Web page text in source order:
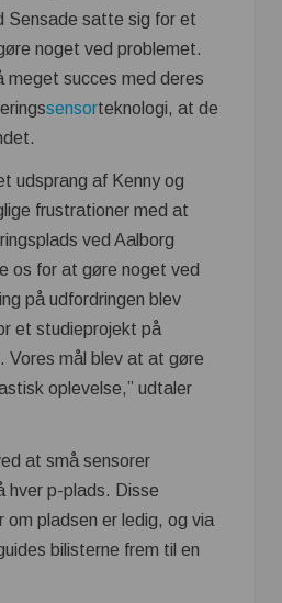
Sensade satte sig for et
noget ved problemet.
meget succes med deres
sensorteknologi, at de
udsprang af Kenny og
frustrationer med at
ved Aalborg
os for at gøre noget ved
på udfordringen blev
et studieprojekt på
Vores mål blev at at gøre
oplevelse,” udtaler
at små sensorer
hver p-plads. Disse
pladsen er ledig, og via
bilisterne frem til en